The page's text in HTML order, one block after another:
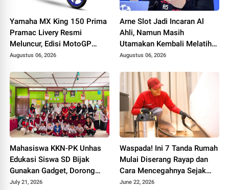
Yamaha MX King 150 Prima
Pramac Livery Resmi
Meluncur, Edisi MotoGP
Terbatas 2.000 Unit
Augustus 06, 2026
Arne Slot Jadi Incaran Al
Ahli, Namun Masih
Utamakan Kembali Melatih
di Liga Eropa
Augustus 06, 2026
Mahasiswa KKN-PK Unhas
Edukasi Siswa SD Bijak
Gunakan Gadget, Dorong
Kebiasaan Digital Sehat
July 21, 2026
Waspada! Ini 7 Tanda Rumah
Mulai Diserang Rayap dan
Cara Mencegahnya Sejak
Dini
June 22, 2026